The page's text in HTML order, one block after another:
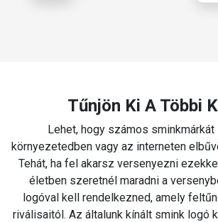
Tűnjön Ki A Többi
Lehet, hogy számos sminkmárkát
környezetedben vagy az interneten
Tehát, ha fel akarsz versenyezni
életben szeretnél maradni a
logóval kell rendelkezned, amely
riválisaitól. Az általunk kínált smink logó